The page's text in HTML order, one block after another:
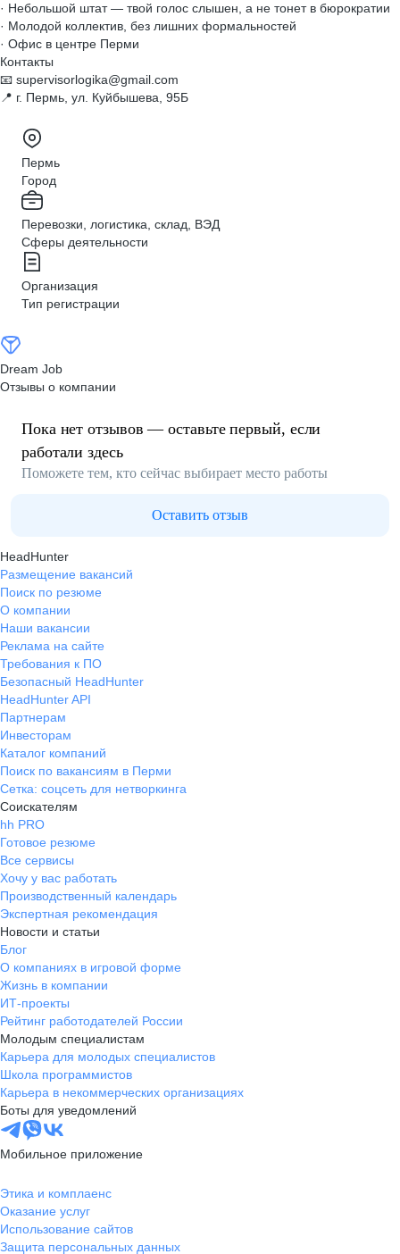
· Небольшой штат — твой голос слышен, а не тонет в бюрократии
· Молодой коллектив, без лишних формальностей
· Офис в центре Перми
Контакты
📧 supervisorlogika@gmail.com
📍 г. Пермь, ул. Куйбышева, 95Б
Пермь
Город
Перевозки, логистика, склад, ВЭД
Сферы деятельности
Организация
Тип регистрации
Dream Job
Отзывы о компании
Пока нет отзывов — оставьте первый, если
работали здесь
Поможете тем, кто сейчас выбирает место работы
Оставить отзыв
HeadHunter
Размещение вакансий
Поиск по резюме
О компании
Наши вакансии
Реклама на сайте
Требования к ПО
Безопасный HeadHunter
HeadHunter API
Партнерам
Инвесторам
Каталог компаний
Поиск по вакансиям в Перми
Сетка: соцсеть для нетворкинга
Соискателям
hh PRO
Готовое резюме
Все сервисы
Хочу у вас работать
Производственный календарь
Экспертная рекомендация
Новости и статьи
Блог
О компаниях в игровой форме
Жизнь в компании
ИТ-проекты
Рейтинг работодателей России
Молодым специалистам
Карьера для молодых специалистов
Школа программистов
Карьера в некоммерческих организациях
Боты для уведомлений
Мобильное приложение
Этика и комплаенс
Оказание услуг
Использование сайтов
Защита персональных данных